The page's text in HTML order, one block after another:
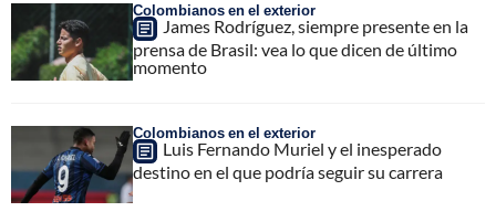
Colombianos en el exterior
James Rodríguez, siempre presente en la
prensa de Brasil: vea lo que dicen de último
momento
Colombianos en el exterior
Luis Fernando Muriel y el inesperado
destino en el que podría seguir su carrera